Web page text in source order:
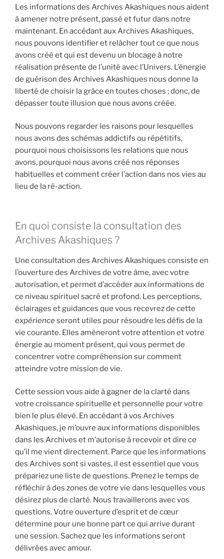
Les informations des Archives Akashiques nous aident
à amener notre présent, passé et futur dans notre
maintenant. En accédant aux Archives Akashiques,
nous pouvons identifier et relâcher tout ce que nous
avons créé et qui est devenu un blocage à notre
réalisation présente de l’unité avec l’Univers. L’énergie
de guérison des Archives Akashiques nous donne la
liberté de choisir la grâce en toutes choses ; donc, de
dépasser toute illusion que nous avons créée.
Nous pouvons regarder les raisons pour lesquelles
nous avons des schémas addictifs ou répétitifs,
pourquoi nous choisissons les relations que nous
avons, pourquoi nous avons créé nos réponses
habituelles et comment créer l’action dans nos vies au
lieu de la ré-action.
En quoi consiste la consultation des
Archives Akashiques ?
Une consultation des Archives Akashiques consiste en
l’ouverture des Archives de votre âme, avec votre
autorisation, et permet d’accéder aux informations de
ce niveau spirituel sacré et profond. Les perceptions,
éclairages et guidances que vous recevrez de cette
expérienceseront utiles pour résoudre les défis de la
vie courante. Elles amèneront votre attention et votre
énergie au moment présent, qui vous permet de
concentrer votre compréhension sur comment
atteindre votre mission de vie.
Cette session vous aide à gagner de la clarté dans
votre croissance spirituelle et personnelle pour votre
bien le plus élevé. En accédant à vos Archives
Akashiques, je m’ouvre aux informations disponibles
dans les Archives et m’autorise à recevoir et dire ce
qu’il me vient directement. Parce que les informations
des Archives sont si vastes, il est essentiel que vous
prépariez une liste de questions. Prenez le temps de
réfléchir à des zones de votre vie dans lesquelles vous
désirez plus de clarté. Nous travaillerons avec vos
questions. Votre ouverture d’esprit et de cœur
détermine pour une bonne part ce qui arrive durant
une session. Sachez que les informations seront
délivrées avec amour.